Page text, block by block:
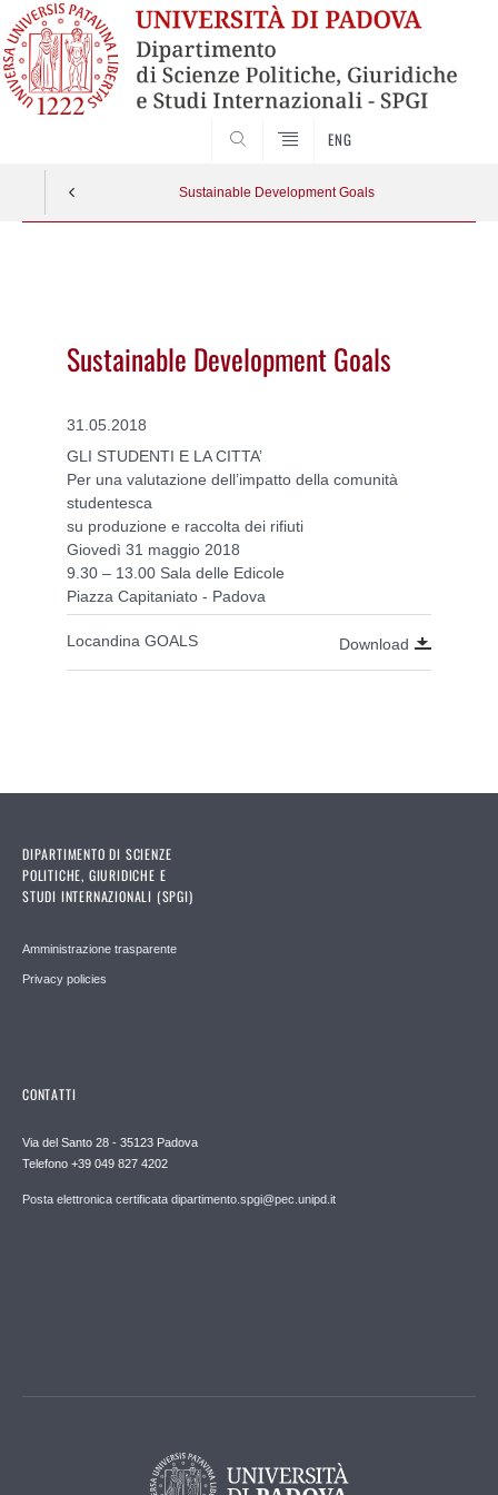
ENG
Sustainable Development Goals
Sustainable Development Goals
31.05.2018
GLI STUDENTI E LA CITTA’
Per una valutazione dell’impatto della comunità
studentesca
su produzione e raccolta dei rifiuti
Giovedì 31 maggio 2018
9.30 – 13.00 Sala delle Edicole
Piazza Capitaniato - Padova
Locandina GOALS Download
DIPARTIMENTO DI SCIENZE
POLITICHE, GIURIDICHE E
STUDI INTERNAZIONALI (SPGI)
Amministrazione trasparente
Privacy policies
CONTATTI
Via del Santo 28 - 35123 Padova
Telefono +39 049 827 4202
Posta elettronica certificata dipartimento.spgi@pec.unipd.it